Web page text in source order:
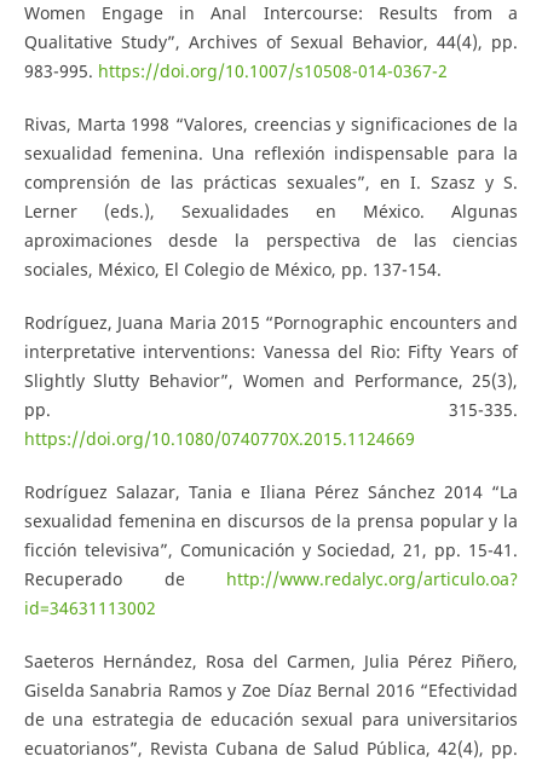
Women Engage in Anal Intercourse: Results from a
Qualitative Study”, Archives of Sexual Behavior, 44(4), pp.
983-995. https://doi.org/10.1007/s10508-014-0367-2
Rivas, Marta 1998 “Valores, creencias y significaciones de la
sexualidad femenina. Una reflexión indispensable para la
comprensión de las prácticas sexuales”, en I. Szasz y S.
Lerner (eds.), Sexualidades en México. Algunas
aproximaciones desde la perspectiva de las ciencias
sociales, México, El Colegio de México, pp. 137-154.
Rodríguez, Juana Maria 2015 “Pornographic encounters and
interpretative interventions: Vanessa del Rio: Fifty Years of
Slightly Slutty Behavior”, Women and Performance, 25(3),
pp. 315-335.
https://doi.org/10.1080/0740770X.2015.1124669
Rodríguez Salazar, Tania e Iliana Pérez Sánchez 2014 “La
sexualidad femenina en discursos de la prensa popular y la
ficción televisiva”, Comunicación y Sociedad, 21, pp. 15-41.
Recuperado de http://www.redalyc.org/articulo.oa?
id=34631113002
Saeteros Hernández, Rosa del Carmen, Julia Pérez Piñero,
Giselda Sanabria Ramos y Zoe Díaz Bernal 2016 “Efectividad
de una estrategia de educación sexual para universitarios
ecuatorianos”, Revista Cubana de Salud Pública, 42(4), pp.